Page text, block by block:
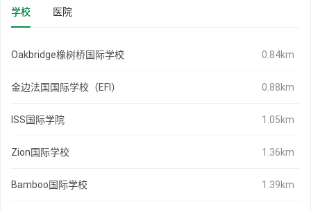
学校 医院
Oakbridge橡树桥国际学校 0.84km
金边法国国际学校（EFI） 0.88km
ISS国际学院 1.05km
Zion国际学校 1.36km
Bamboo国际学校 1.39km